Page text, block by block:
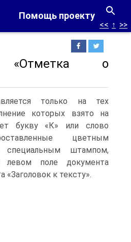
Помощь проекту
<< ↑ >>
«Отметка о
только на тех
которых взято на
букву «К» или слово
цветным
специальным штампом,
левом поле документа
«Заголовок к тексту».